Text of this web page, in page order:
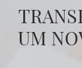
UM